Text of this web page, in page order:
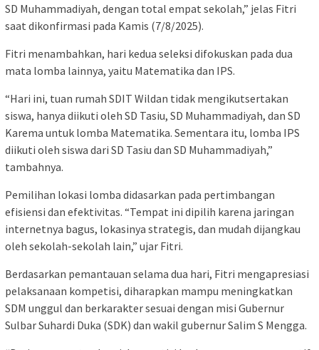
SD Muhammadiyah, dengan total empat sekolah,” jelas Fitri
saat dikonfirmasi pada Kamis (7/8/2025).
Fitri menambahkan, hari kedua seleksi difokuskan pada dua
mata lomba lainnya, yaitu Matematika dan IPS.
“Hari ini, tuan rumah SDIT Wildan tidak mengikutsertakan
siswa, hanya diikuti oleh SD Tasiu, SD Muhammadiyah, dan SD
Karema untuk lomba Matematika. Sementara itu, lomba IPS
diikuti oleh siswa dari SD Tasiu dan SD Muhammadiyah,”
tambahnya.
Pemilihan lokasi lomba didasarkan pada pertimbangan
efisiensi dan efektivitas. “Tempat ini dipilih karena jaringan
internetnya bagus, lokasinya strategis, dan mudah dijangkau
oleh sekolah-sekolah lain,” ujar Fitri.
Berdasarkan pemantauan selama dua hari, Fitri mengapresiasi
pelaksanaan kompetisi, diharapkan mampu meningkatkan
SDM unggul dan berkarakter sesuai dengan misi Gubernur
Sulbar Suhardi Duka (SDK) dan wakil gubernur Salim S Mengga.